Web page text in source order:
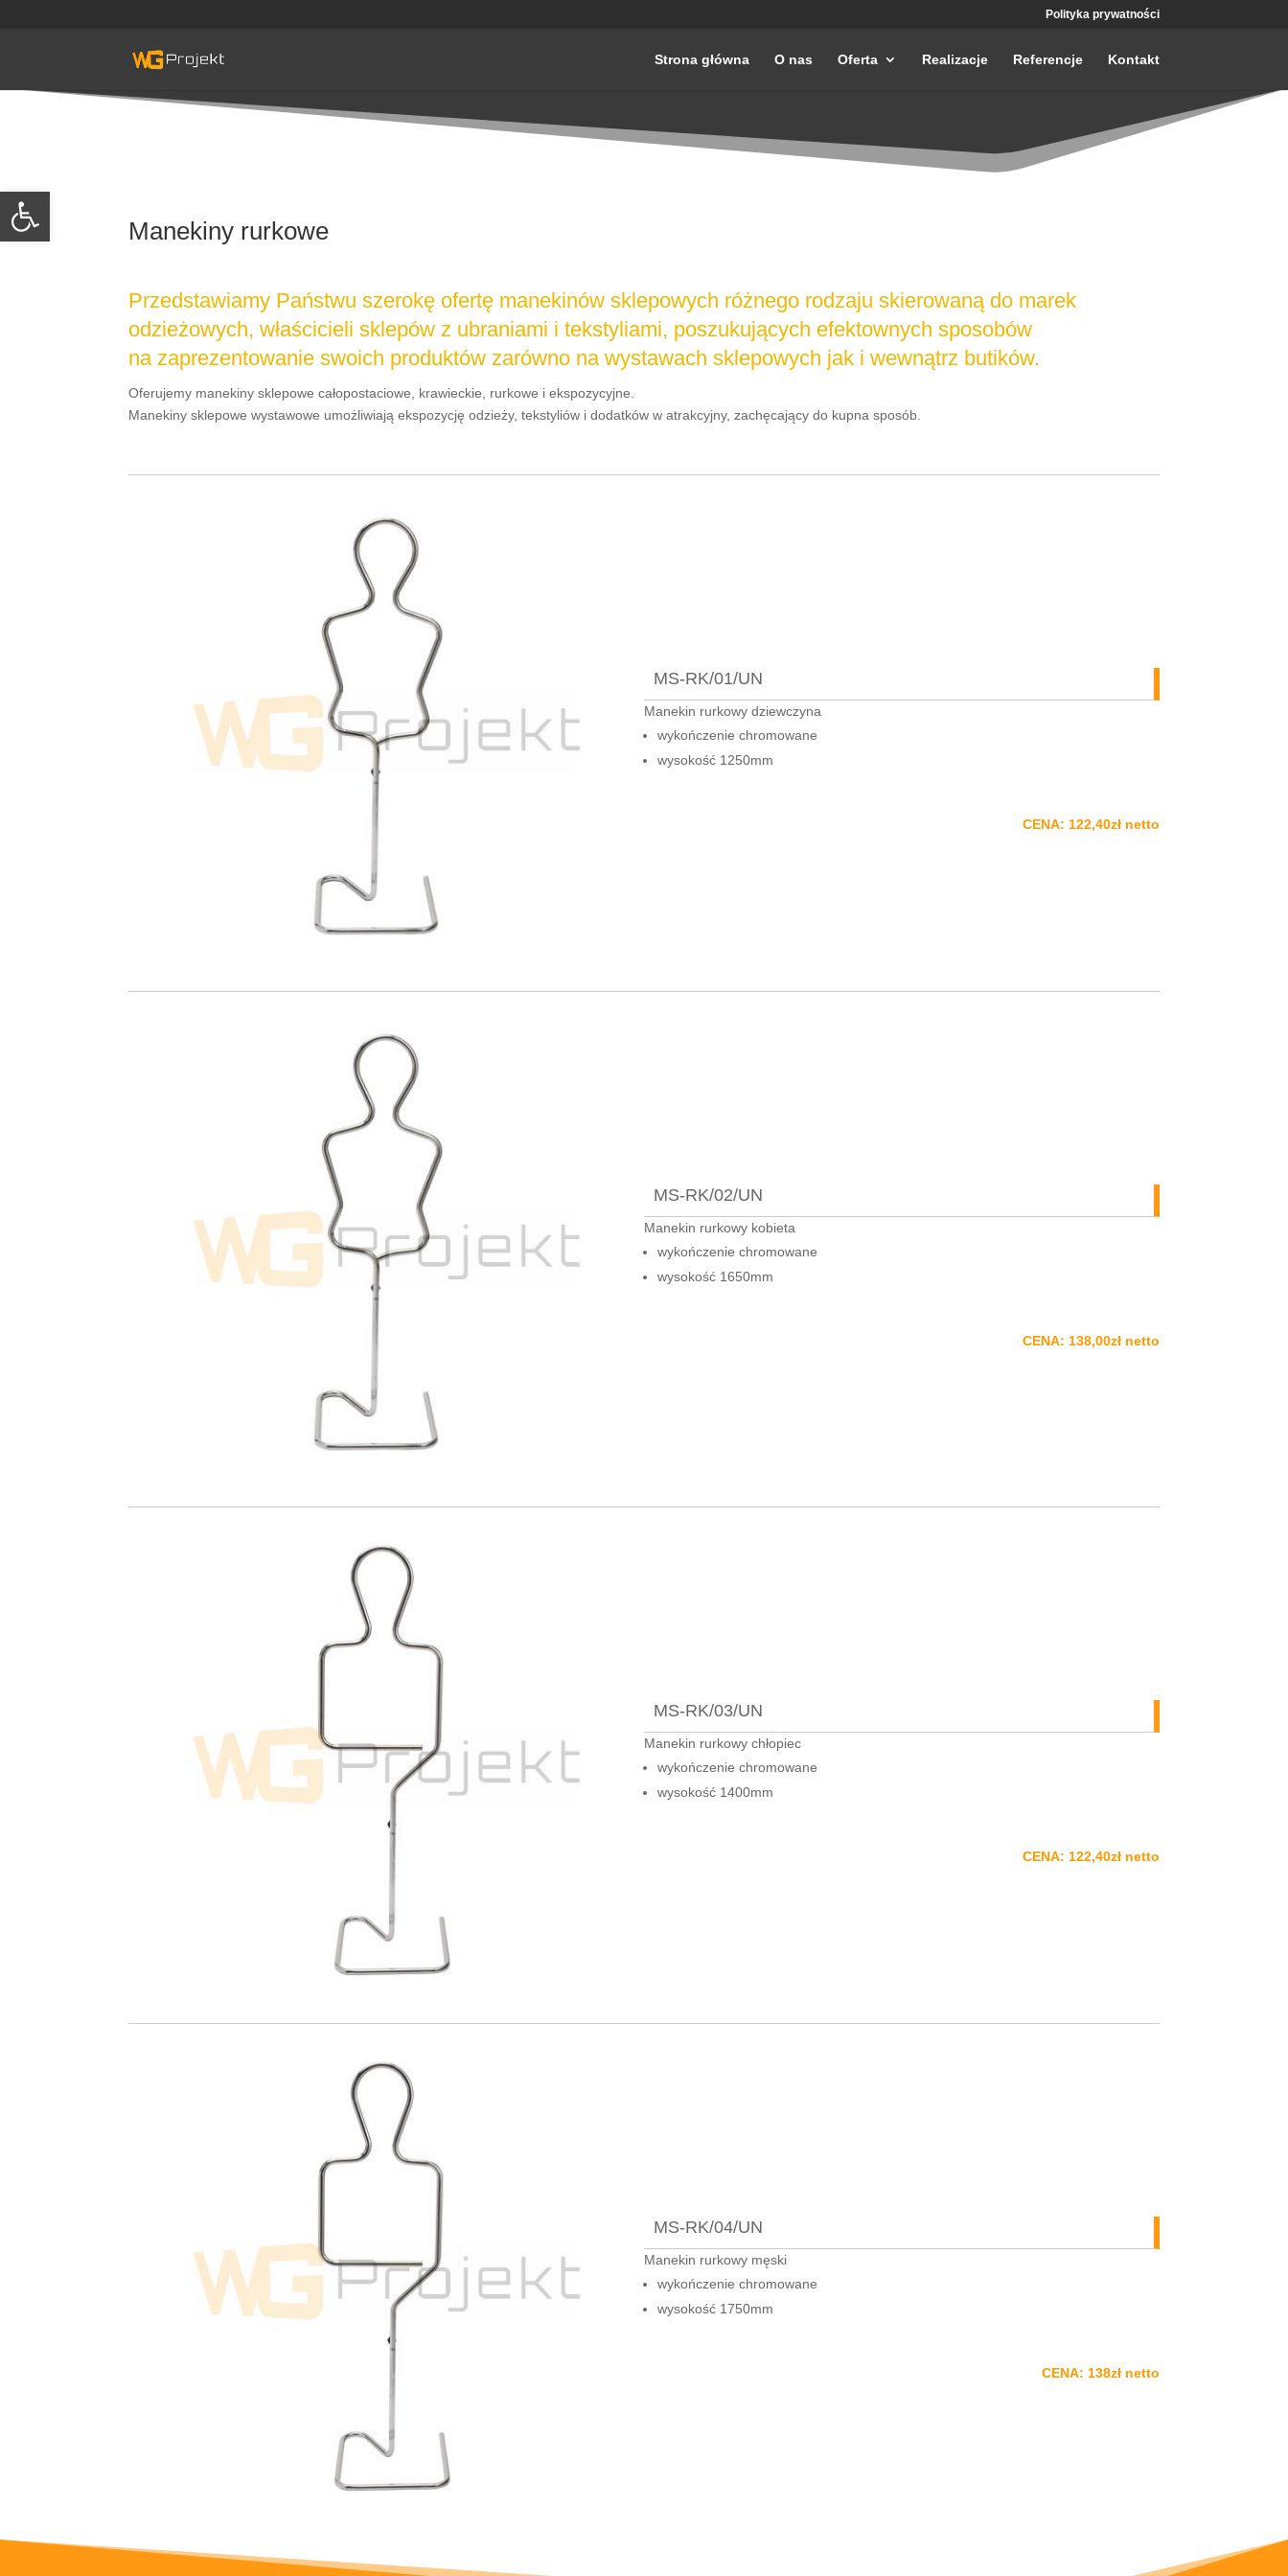
Otwórz pasek narzędzi
Polityka prywatności
Strona główna O nas Oferta Realizacje Referencje Kontakt
Manekiny rurkowe
Przedstawiamy Państwu szerokę ofertę manekinów sklepowych różnego rodzaju skierowaną do marek
odzieżowych, właścicieli sklepów z ubraniami i tekstyliami, poszukujących efektownych sposobów
na zaprezentowanie swoich produktów zarówno na wystawach sklepowych jak i wewnątrz butików.
Oferujemy manekiny sklepowe całopostaciowe, krawieckie, rurkowe i ekspozycyjne.
Manekiny sklepowe wystawowe umożliwiają ekspozycję odzieży, tekstyliów i dodatków w atrakcyjny, zachęcający do kupna sposób.
MS-RK/01/UN
Manekin rurkowy dziewczyna
wykończenie chromowane
wysokość 1250mm
CENA: 122,40zł netto
MS-RK/02/UN
Manekin rurkowy kobieta
wykończenie chromowane
wysokość 1650mm
CENA: 138,00zł netto
MS-RK/03/UN
Manekin rurkowy chłopiec
wykończenie chromowane
wysokość 1400mm
CENA: 122,40zł netto
MS-RK/04/UN
Manekin rurkowy męski
wykończenie chromowane
wysokość 1750mm
CENA: 138zł netto